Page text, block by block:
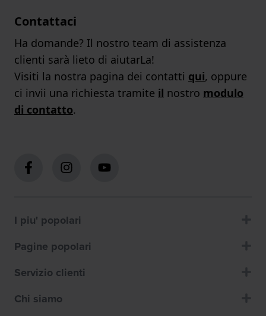
Contattaci
Ha domande? Il nostro team di assistenza
clienti sarà lieto di aiutarLa!
Visiti la nostra pagina dei contatti qui, oppure
ci invii una richiesta tramite il nostro modulo
di contatto.
I piu' popolari
Pagine popolari
Servizio clienti
Chi siamo